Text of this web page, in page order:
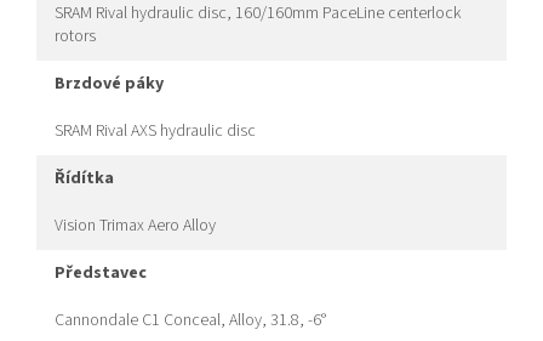
SRAM Rival hydraulic disc, 160/160mm PaceLine centerlock
rotors
brzdové páky
SRAM Rival AXS hydraulic disc
řídítka
Vision Trimax Aero Alloy
představec
Cannondale C1 Conceal, Alloy, 31.8, -6°